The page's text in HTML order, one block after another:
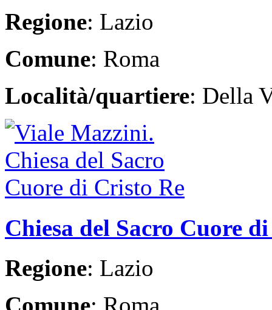
Regione: Lazio
Comune: Roma
Località/quartiere: Della
Chiesa del Sacro Cuore
Regione: Lazio